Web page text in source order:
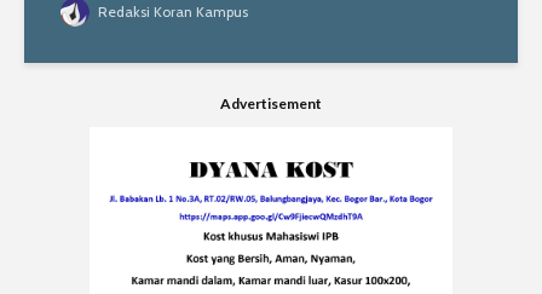
Redaksi Koran Kampus
Advertisement